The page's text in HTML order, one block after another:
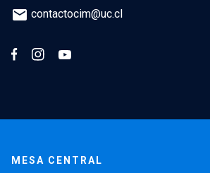
email contactocim@uc.cl
MESA CENTRAL